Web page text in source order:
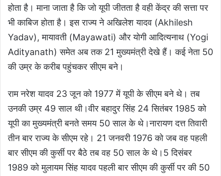
होता है। माना जाता है कि जो यूपी जीतता है वही केंद्र की सत्ता पर
भी काबिज होता है। इस राज्य ने अखिलेश यादव (Akhilesh
Yadav), मायावती (Mayawati) और योगी आदित्यनाथ (Yogi
Adityanath) समेत अब तक 21 मुख्यमंत्री देखे हैं। कई नेता 50
की उम्र के करीब पहुंचकर सीएम बने।
राम नरेश यादव 23 जून को 1977 में यूपी के सीएम बने थे। तब
उनकी उम्र 49 साल थी।वीर बहादुर सिंह 24 सितंबर 1985 को
यूपी का मुख्यमंत्री बनते समय 50 साल के थे।नारायण दत्त तिवारी
तीन बार राज्य के सीएम रहे। 21 जनवरी 1976 को जब वह पहली
बार सीएम की कुर्सी पर बैठे तब वह 50 साल के थे। 5 दिसंबर
1989 को मुलायम सिंह यादव पहली बार सीएम की कुर्सी पर की 50